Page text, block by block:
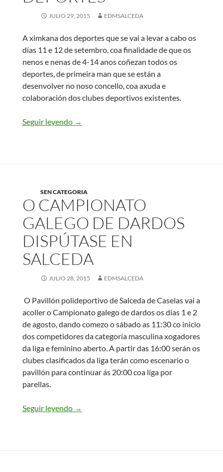
JULIO 29, 2015 EDMSALCEDA
A ximkana dos deportes que se vai a levar a cabo os
días 11 e 12 de setembro, coa finalidade de que os
nenos e nenas de 4-14 anos coñezan todos os
deportes, de primeira man que se están a
desenvolver no noso concello, coa axuda e
colaboración dos clubes deportivos existentes.
Seguir leyendo I XIMKANA DOS DEPORTES
→
SEN CATEGORIA
O CAMPIONATO
GALEGO DE DARDOS
DISPÚTASE EN
SALCEDA
JULIO 28, 2015 EDMSALCEDA
O Pavillón polideportivo de Salceda de Caselas vai a
acoller o Campionato galego de dardos os días 1 e 2
de agosto, dando comezo o sábado as 11:30 co inicio
dos competidores da categoría masculina xogadores
da liga e feminino aberto. A partir das 16:00 serán os
clubes clasificados da liga terán como escenario o
pavillón para continuar ás 20:00 coa liga por
parellas.
Seguir leyendo O CAMPIONATO GALEGO DE DARDOS
→